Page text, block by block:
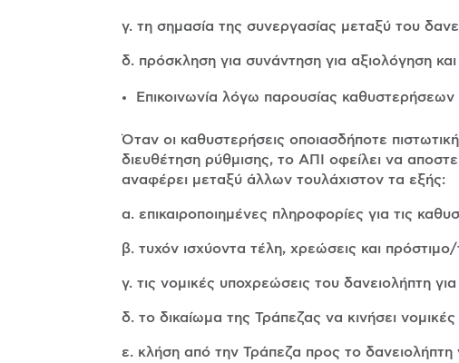
γ. τη σημασία της συνεργασίας μεταξύ του
δ. πρόσκληση για συνάντηση για αξιολόγηση
Επικοινωνία λόγω παρουσίας
Όταν οι καθυστερήσεις οποιασδήποτε
διευθέτηση ρύθμισης, το ΑΠΙ οφείλει να
αναφέρει μεταξύ άλλων τουλάχιστον τα εξής:
α. επικαιροποιημένες πληροφορίες για τις
β. τυχόν ισχύοντα τέλη, χρεώσεις και πρόστιμο/
γ. τις νομικές υποχρεώσεις του δανειολήπτη
δ. το δικαίωμα της Τράπεζας να κινήσει
ε. κλήση από την Τράπεζα προς το δανειολήπτη